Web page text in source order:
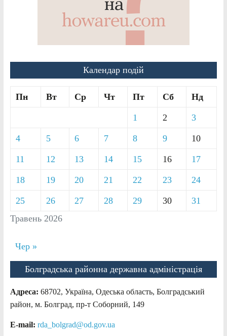
Календар подій
Травень 2026
Пн Вт Ср Чт Пт Сб Нд
1 2 3
4 5 6 7 8 9 10
11 12 13 14 15 16 17
18 19 20 21 22 23 24
25 26 27 28 29 30 31
Чер »
Болградська районна державна адміністрація
Адреса: 68702, Україна, Одеська область, Болградський
район, м. Болград, пр-т Соборний, 149
E-mail: rda_bolgrad@od.gov.ua